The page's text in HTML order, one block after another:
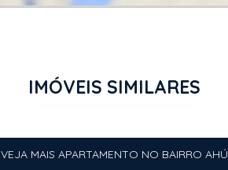
IMÓVEIS SIMILARES
VEJA MAIS APARTAMENTO NO BAIRRO AHÚ